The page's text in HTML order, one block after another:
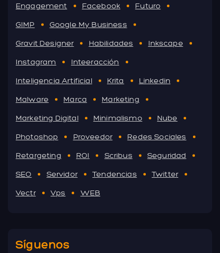
Engagement
Facebook
Futuro
GIMP
Google My Business
Gravit Designer
Habilidades
Inkscape
Instagram
Inteeracción
Inteligencia Artificial
Krita
Linkedin
Malware
Marca
Marketing
Marketing Digital
Minimalismo
Nube
Photoshop
Proveedor
Redes Sociales
Retargeting
ROI Scribus
Seguridad
SEO
Servidor Tendencias
Twitter
Vectr
Vps WEB
Síguenos